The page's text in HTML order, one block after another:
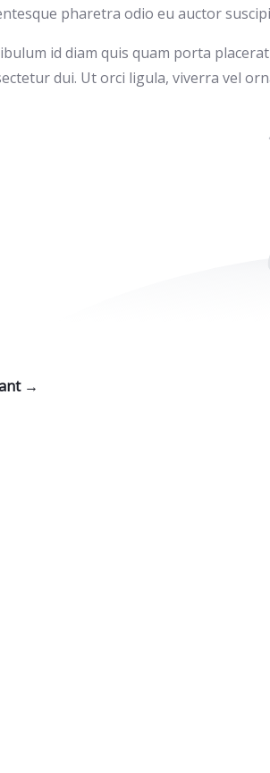
pharetra odio eu auctor
id diam quis quam porta
dui. Ut orci ligula, viverra vel
→